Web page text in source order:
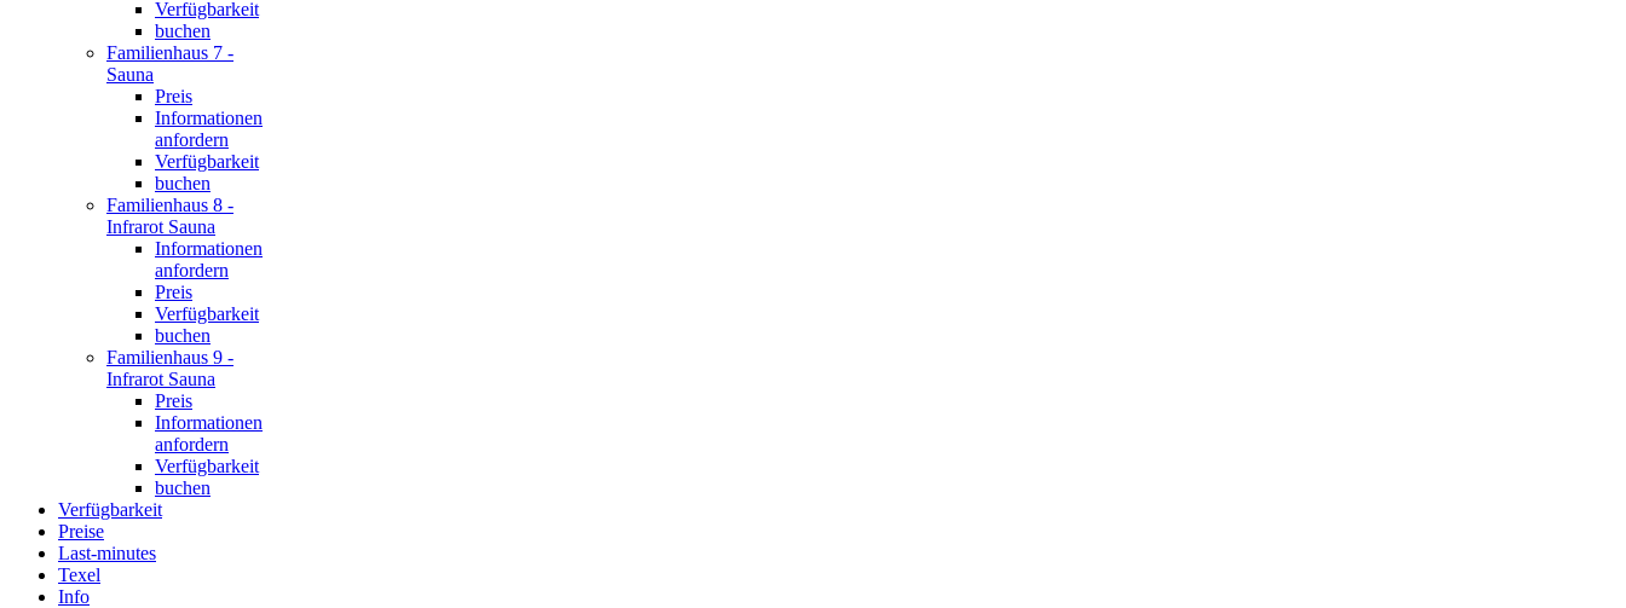
Verfügbarkeit
buchen
Familienhaus 7 -
Sauna
Preis
Informationen
anfordern
Verfügbarkeit
buchen
Familienhaus 8 -
Infrarot Sauna
Informationen
anfordern
Preis
Verfügbarkeit
buchen
Familienhaus 9 -
Infrarot Sauna
Preis
Informationen
anfordern
Verfügbarkeit
buchen
Verfügbarkeit
Preise
Last-minutes
Texel
Info